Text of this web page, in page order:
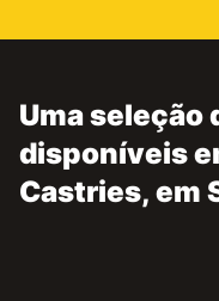
Uma seleção
disponíveis
Castries, em